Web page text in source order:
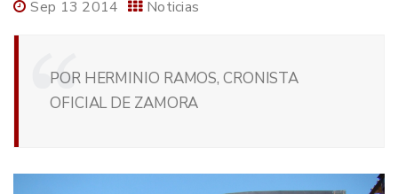
Sep 13 2014 Noticias
POR HERMINIO RAMOS, CRONISTA
OFICIAL DE ZAMORA